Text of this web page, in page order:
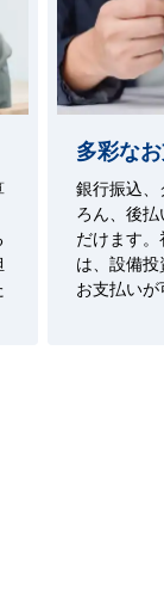
多彩な
銀行振込
ろん、後
だけます
は、設備
お支払いが